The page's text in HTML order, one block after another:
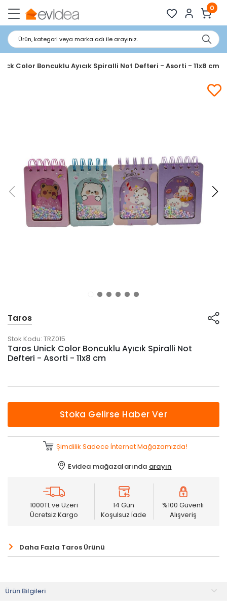
0
Ürün, kategori veya marka adı ile arayınız.
Color Boncuklu Ayıcık Spiralli Not Defteri - Asorti - 11x8 cm
Taros
Stok Kodu: TRZ015
Taros Unick Color Boncuklu Ayıcık Spiralli Not
Defteri - Asorti - 11x8 cm
Stoka Gelirse Haber Ver
Şimdilik Sadece İnternet Mağazamızda!
Evidea mağazalarında arayın
1000TL ve Üzeri
Ücretsiz Kargo
14 Gün
Koşulsuz İade
%100 Güvenli
Alışveriş
Daha Fazla Taros Ürünü
Ürün Bilgileri